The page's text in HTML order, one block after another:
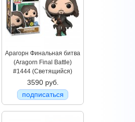
Арагорн Финальная битва
(Aragorn Final Battle)
#1444 (Светящийся)
3590 руб.
подписаться